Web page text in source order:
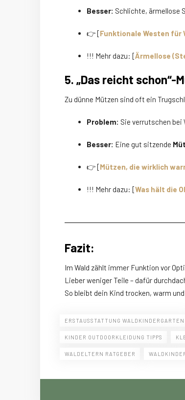
Besser: Schlichte, ärmellose
👉 [Funktionale Westen für
!!! Mehr dazu: [Ärmellose
5. „Das reicht schon“-
Zu dünne Mützen sind oft ein
Problem: Sie verrutschen bei
Besser: Eine gut sitzende
👉 [Mützen, die wirklich
!!! Mehr dazu: [Was hält die
Fazit:
Im Wald zählt immer Funktion vor
Lieber weniger Teile – dafür
So bleibt dein Kind trocken, warm
ERSTAUSSTATTUNG WALDKINDERGARTEN
KINDER OUTDOORKLEIDUNG TIPPS
WALDELTERN RATGEBER